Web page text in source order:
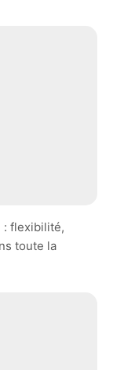
: flexibilité,
toute la